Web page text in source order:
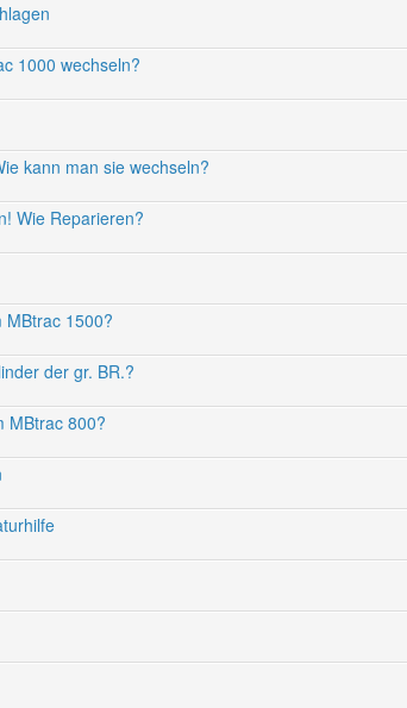
1000 wechseln?
kann man sie wechseln?
Wie Reparieren?
MBtrac 1500?
der gr. BR.?
MBtrac 800?